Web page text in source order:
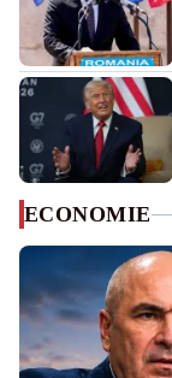
ECONOMIE